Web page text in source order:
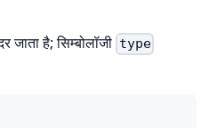
जाता है; सिम्बोलॉजी type